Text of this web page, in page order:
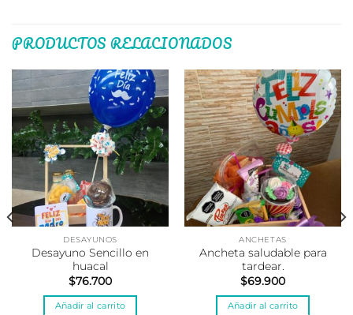
PRODUCTOS RELACIONADOS
DESAYUNOS
Desayuno Sencillo en
huacal
$76.700
Añadir al carrito
ANCHETAS
Ancheta saludable para
tardear.
$69.900
Añadir al carrito